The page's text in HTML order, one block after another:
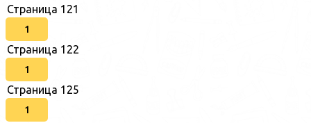
Страница 121
1
Страница 122
1
Страница 125
1